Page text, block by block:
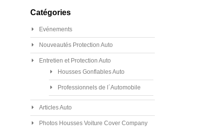
Catégories
Evénements
Nouveautés Protection Auto
Entretien et Protection Auto
Housses Gonflables Auto
Professionnels de l´Automobile
Articles Auto
Photos Housses Voiture Cover Company